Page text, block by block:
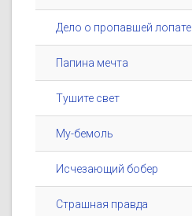
Дело о пропавшей лопате
Папина мечта
Тушите свет
Му-бемоль
Исчезающий бобер
Страшная правда